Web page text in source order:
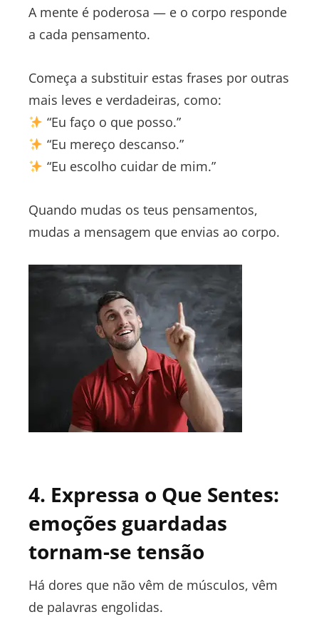
A mente é poderosa — e o corpo responde
a cada pensamento.
Começa a substituir estas frases por outras
mais leves e verdadeiras, como:
“Eu faço o que posso.”
“Eu mereço descanso.”
“Eu escolho cuidar de mim.”
Quando mudas os teus pensamentos,
mudas a mensagem que envias ao corpo.
4. Expressa o Que Sentes:
emoções guardadas
tornam-se tensão
Há dores que não vêm de músculos, vêm
de palavras engolidas.